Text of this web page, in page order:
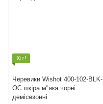
Хіт!
Черевики Wishot 400-102-BLK-
OC шкіра м"яка чорні
демісезонні